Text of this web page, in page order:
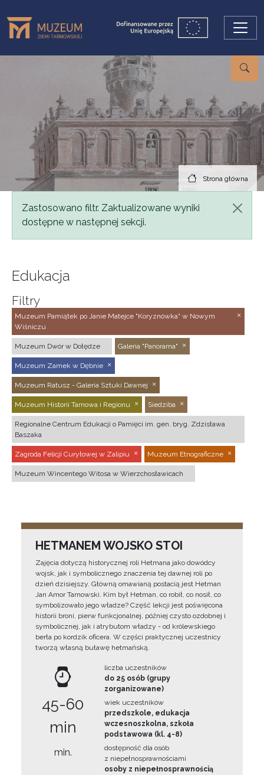
Strona główna
Komunikat
Zastosowano filtr. Zaktualizowane wyniki
dostępne w następnej sekcji.
Edukacja
Filtry
Muzeum Pamiątek po Janie Matejce "Koryznówka" w Nowym
Wiśniczu
Muzeum Dwór w Dołędze Galeria "Panorama"
Muzeum Zamek w Dębnie
Muzeum Ratusz - Galeria Sztuki Dawnej
Muzeum Historii Tarnowa i Regionu Siedziba
Regionalne Centrum Edukacji o Pamięci im. gen. bryg. Zdzisława
Baszaka
Zagroda Felicji Curyłowej w Zalipiu Muzeum Etnograficzne
Muzeum Wincentego Witosa w Wierzchosławicach
HETMANEM WOJSKO STOI
Zajęcia dotyczą historycznej roli Hetmana jako dowódcy
wojsk, jak i symbolicznego znaczenia tej dawnej roli po
dzień dzisiejszy. Główną omawianą postacią jest Hetman
Jan Amor Tarnowski. Kim był Hetman, co robił, co nosił, co
symbolizowało jego władze? Część lekcji jest poświęcona
historii broni, pierw funkcjonalnej, później czysto ozdobnej i
symbolicznej, jak i atrybutom władzy - od królewskiego
berła po kordzik oficera. W części praktycznej uczestnicy
tworzą własną buławę hetmańską.
45-60
min
min.
liczba uczestników
do 25 osób (grupy
zorganizowane)
wiek uczestników
przedszkole, edukacja
wczesnoszkolna, szkoła
podstawowa (kl. 4-8)
dostępność dla osób
z niepełnosprawnościami
osoby z niepełnosprawnością